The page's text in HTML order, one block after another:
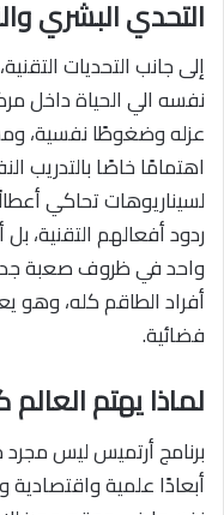
التحدي البشري
إلى جانب التحديات
نفسه الي الحياة داخل
عزله وضغوطًا نفسية،
اهتمامًا خاصًا بالتدريب
لسيناريوهات تحاكي
ردود أفعالهم التقنية،
واحد في ظروف صعبة
أفراد الطاقم كله،
فضائية.
لماذا يهتم العالم
برنامج أرتميس ليس
أبعادًا علمية